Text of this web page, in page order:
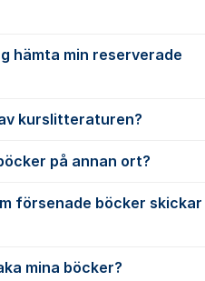
hämta min reserverade
kurslitteraturen?
på annan ort?
försenade böcker skickar
mina böcker?